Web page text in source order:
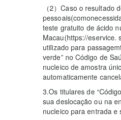
（2）Caso o
teste gratuito de ácido
Macau(https://eservice.
utilizado para
verde” no Código de
nucleico de amostra
automaticamente
3.Os titulares de
sua deslocação ou na
nucleico para entrada e